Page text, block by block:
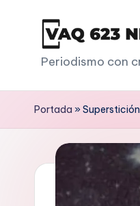
V
a
q
Periodismo con
Portada »